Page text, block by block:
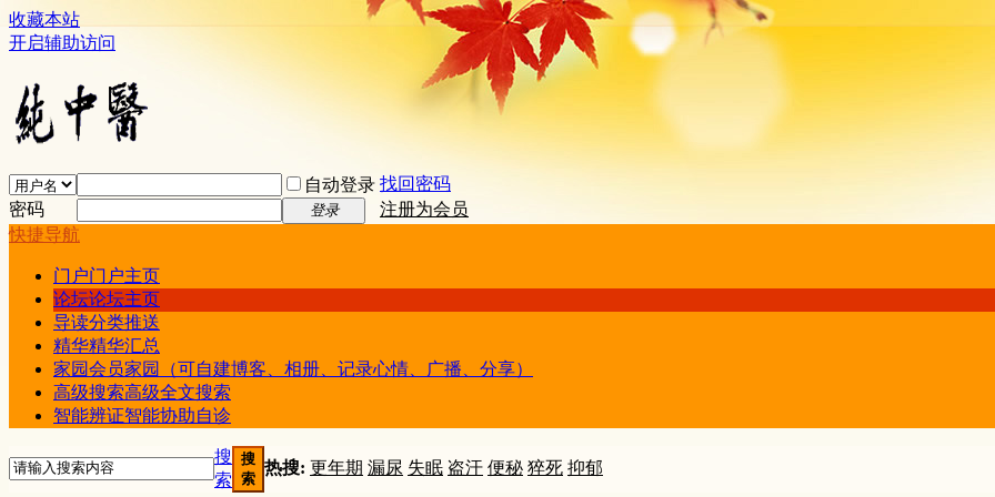
收藏本站
开启辅助访问
自动登录 找回密码
密码
登录
注册为会员
快捷导航
门户门户主页
论坛论坛主页
导读分类推送
精华精华汇总
家园会员家园（可自建博客、相册、记录心情、广播、分享）
高级搜索高级全文搜索
智能辨证智能协助自诊
搜
索
搜
索
热搜: 更年期 漏尿 失眠 盗汗 便秘 猝死 抑郁